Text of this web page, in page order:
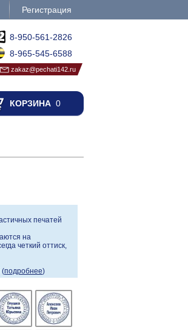
Регистрация
8-950-561-2826
8-965-545-6588
zakaz@pechati142.ru
КОРЗИНА0
печатей
на
четкий оттиск,
(подробнее)